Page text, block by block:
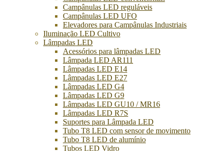
Campânulas LED reguláveis
Campânulas LED UFO
Elevadores para Campânulas Industriais
Iluminação LED Cultivo
Lâmpadas LED
Acessórios para lâmpadas LED
Lâmpada LED AR111
Lâmpadas LED E14
Lâmpadas LED E27
Lâmpadas LED G4
Lâmpadas LED G9
Lâmpadas LED GU10 / MR16
Lâmpadas LED R7S
Suportes para Lâmpada LED
Tubo T8 LED com sensor de movimento
Tubo T8 LED de alumínio
Tubos LED Vidro